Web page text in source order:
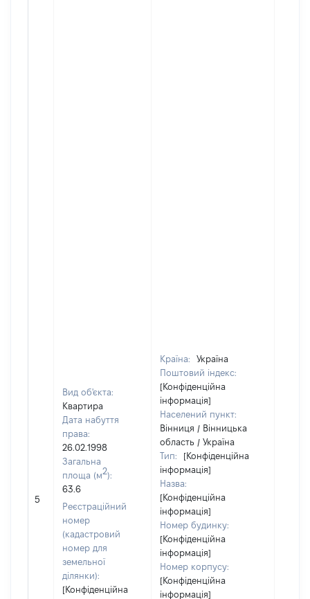
5
Вид об'єкта:
Квартира
Дата набуття
права:
26.02.1998
Загальна
площа (м2):
63.6
Реєстраційний
номер
(кадастровий
номер для
земельної
ділянки):
[Конфіденційна
Країна:
Україна
Поштовий індекс:
[Конфіденційна
інформація]
Населений пункт:
Вінниця / Вінницька
область / Україна
Тип:
[Конфіденційна
інформація]
Назва:
[Конфіденційна
інформація]
Номер будинку:
[Конфіденційна
інформація]
Номер корпусу:
[Конфіденційна
інформація]